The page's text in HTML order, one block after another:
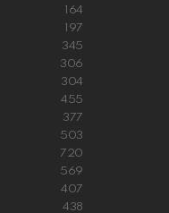
164
197
345
306
304
455
377
503
720
569
407
438